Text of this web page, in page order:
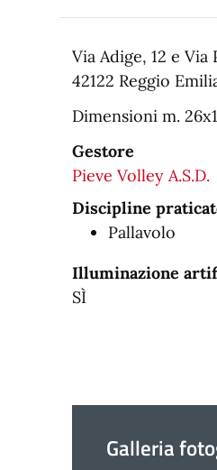
Via Adige, 12 e Via
42122 Reggio
Dimensioni m.
Gestore
Pieve Volley A.S.D.
Discipline
Pallavolo
Illuminazione
SÌ
Galleria